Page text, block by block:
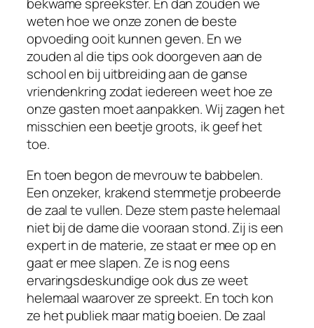
bekwame spreekster. En dan zouden we
weten hoe we onze zonen de beste
opvoeding ooit kunnen geven. En we
zouden al die tips ook doorgeven aan de
school en bij uitbreiding aan de ganse
vriendenkring zodat iedereen weet hoe ze
onze gasten moet aanpakken. Wij zagen het
misschien een beetje groots, ik geef het
toe.
En toen begon de mevrouw te babbelen.
Een onzeker, krakend stemmetje probeerde
de zaal te vullen. Deze stem paste helemaal
niet bij de dame die vooraan stond. Zij is een
expert in de materie, ze staat er mee op en
gaat er mee slapen. Ze is nog eens
ervaringsdeskundige ook dus ze weet
helemaal waarover ze spreekt. En toch kon
ze het publiek maar matig boeien. De zaal